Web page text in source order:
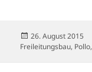
Veröffentlicht
am
26. August 2015
Freileitungsbau, Pollo,